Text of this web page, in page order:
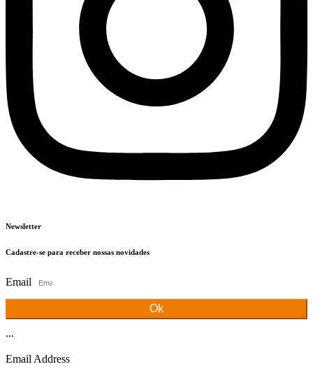
Newsletter
Cadastre-se para receber nossas novidades
Email
Ok
...
Email Address